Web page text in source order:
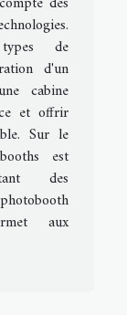
de
d'un
cabine
et offrir
Sur le
est
des
aux